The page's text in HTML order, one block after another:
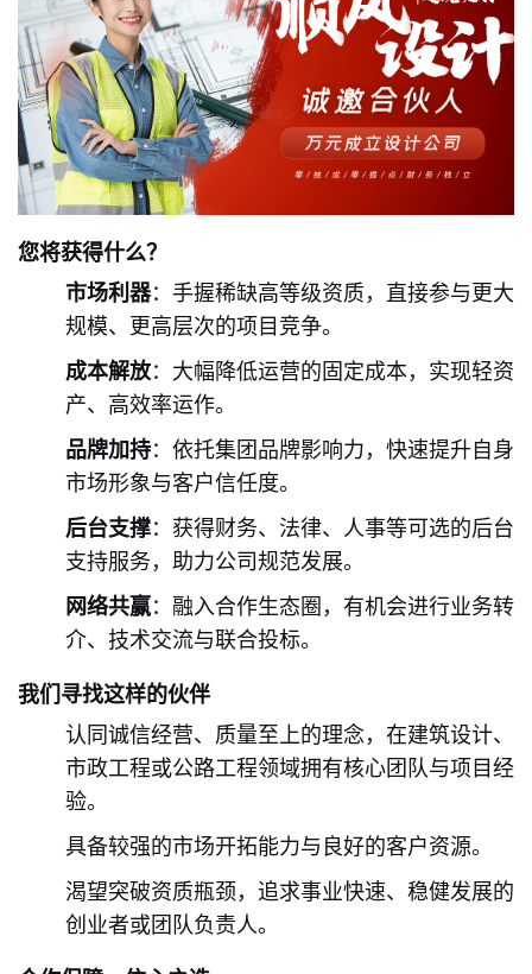
您将获得什么？
市场利器：手握稀缺高等级资质，直接参与更大
规模、更高层次的项目竞争。
成本解放：大幅降低运营的固定成本，实现轻资
产、高效率运作。
品牌加持：依托集团品牌影响力，快速提升自身
市场形象与客户信任度。
后台支撑：获得财务、法律、人事等可选的后台
支持服务，助力公司规范发展。
网络共赢：融入合作生态圈，有机会进行业务转
介、技术交流与联合投标。
我们寻找这样的伙伴
认同诚信经营、质量至上的理念，在建筑设计、
市政工程或公路工程领域拥有核心团队与项目经
验。
具备较强的市场开拓能力与良好的客户资源。
渴望突破资质瓶颈，追求事业快速、稳健发展的
创业者或团队负责人。